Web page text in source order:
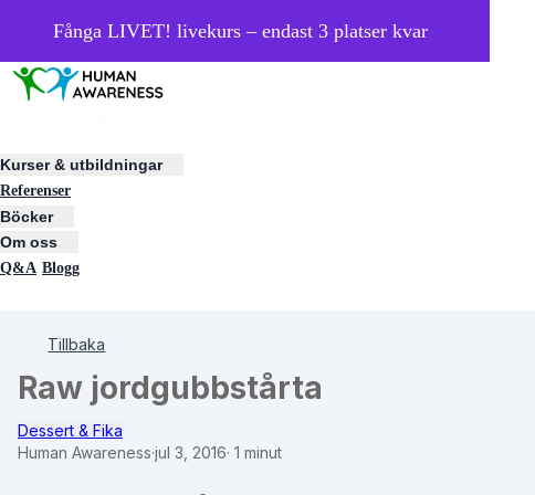
Fånga LIVET! livekurs – endast 3 platser kvar
Kurser & utbildningar
Referenser
Böcker
Om oss
Q&A Blogg
Tillbaka
Raw jordgubbstårta
Dessert & Fika
Human Awareness·jul 3, 2016· 1 minut